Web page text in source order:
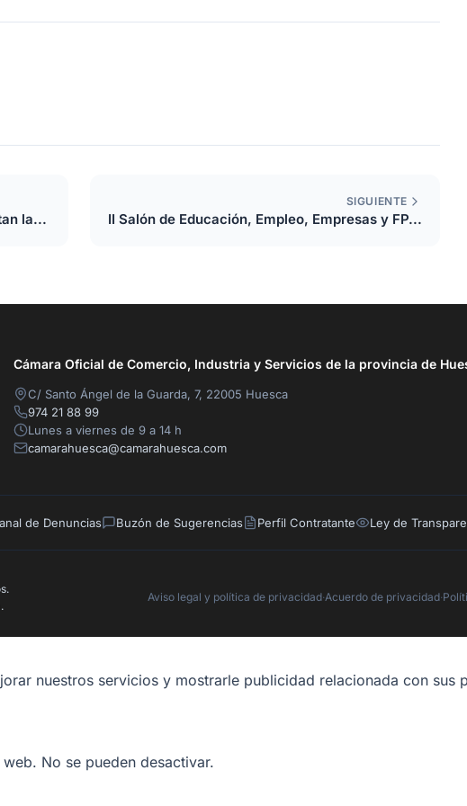
la...
SIGUIENTE
II Salón de Educación, Empleo, Empresas y FP...
Cámara Oficial de Comercio, Industria y Servicios de la provincia de
C/ Santo Ángel de la Guarda, 7, 22005 Huesca
974 21 88 99
Lunes a viernes de 9 a 14 h
camarahuesca@camarahuesca.com
de Denuncias Buzón de Sugerencias Perfil Contratante Ley de
Aviso legal y política de privacidad·Acuerdo de privacidad·
nuestros servicios y mostrarle publicidad relacionada con sus
No se pueden desactivar.